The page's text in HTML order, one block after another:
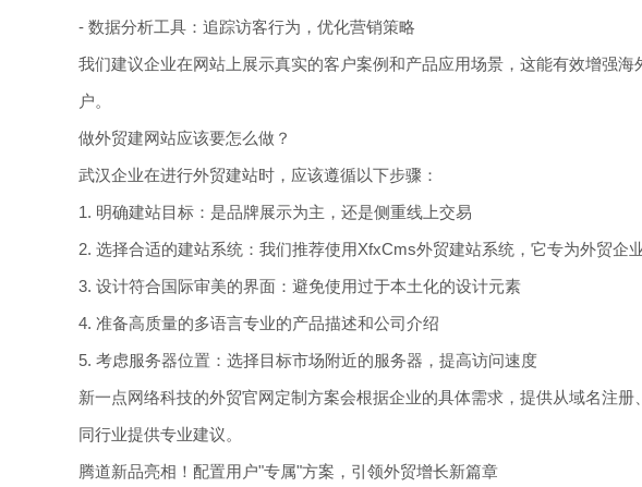
- 数据分析工具：追踪访客行为，优化营销策略
我们建议企业在网站上展示真实的客户案例和产品应用场景，这能有效增强
户。
做外贸建网站应该要怎么做？
武汉企业在进行外贸建站时，应该遵循以下步骤：
1. 明确建站目标：是品牌展示为主，还是侧重线上交易
2. 选择合适的建站系统：我们推荐使用XfxCms外贸建站系统，它专为外贸企
3. 设计符合国际审美的界面：避免使用过于本土化的设计元素
4. 准备高质量的多语言专业的产品描述和公司介绍
5. 考虑服务器位置：选择目标市场附近的服务器，提高访问速度
新一点网络科技的外贸官网定制方案会根据企业的具体需求，提供从域名注
同行业提供专业建议。
腾道新品亮相！配置用户"专属"方案，引领外贸增长新篇章